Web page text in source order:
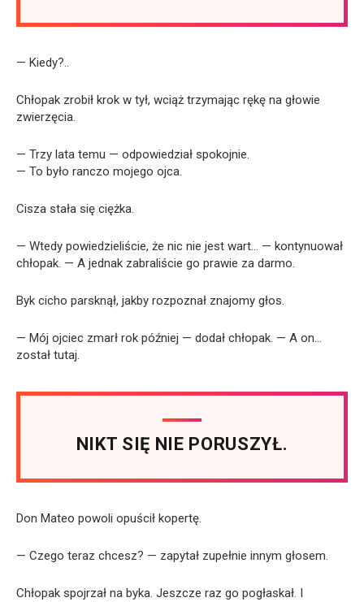
— Kiedy?..
Chłopak zrobił krok w tył, wciąż trzymając rękę na głowie
zwierzęcia.
— Trzy lata temu — odpowiedział spokojnie.
— To było ranczo mojego ojca.
Cisza stała się ciężka.
— Wtedy powiedzieliście, że nic nie jest wart… — kontynuował
chłopak. — A jednak zabraliście go prawie za darmo.
Byk cicho parsknął, jakby rozpoznał znajomy głos.
— Mój ojciec zmarł rok później — dodał chłopak. — A on…
został tutaj.
NIKT SIĘ NIE PORUSZYŁ.
Don Mateo powoli opuścił kopertę.
— Czego teraz chcesz? — zapytał zupełnie innym głosem.
Chłopak spojrzał na byka. Jeszcze raz go pogłaskał. I